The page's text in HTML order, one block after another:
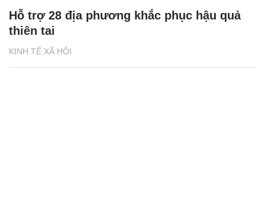
KINH TẾ XÃ HỘI
Hỗ trợ 28 địa phương khắc phục hậu quả
thiên tai